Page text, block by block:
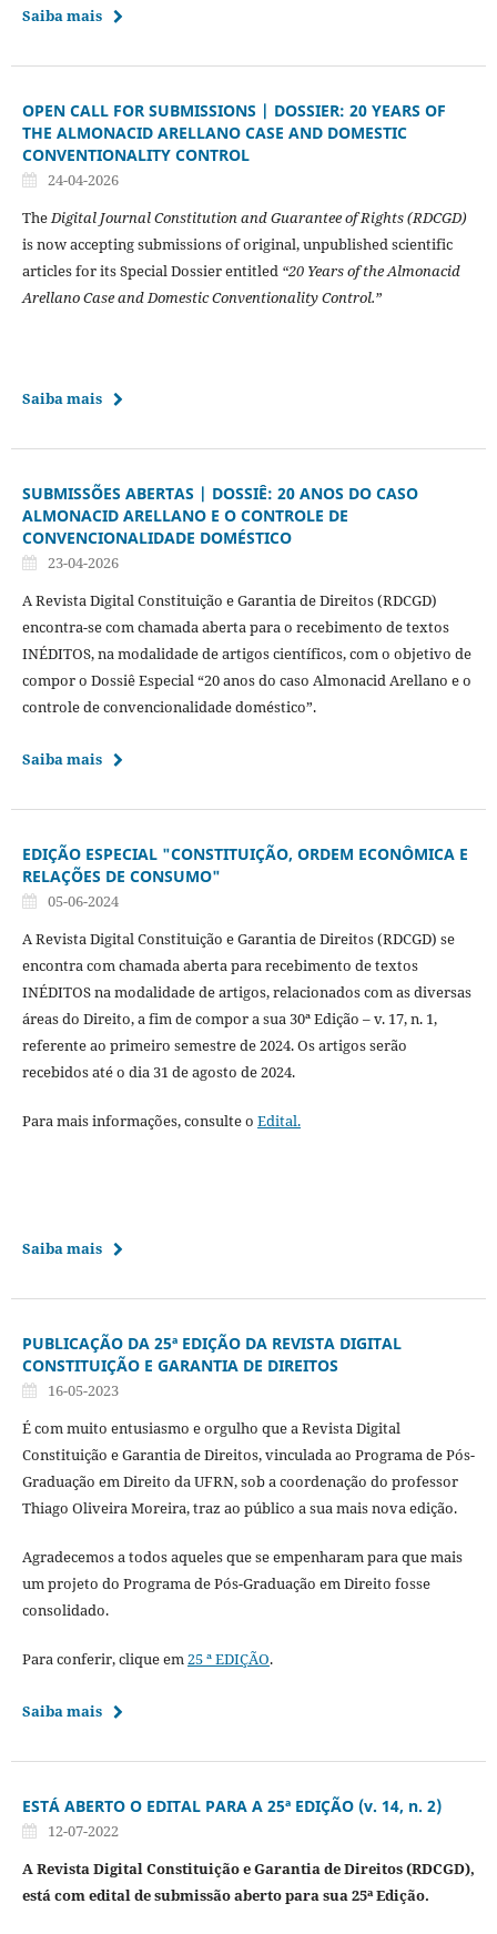
Saiba mais
OPEN CALL FOR SUBMISSIONS | DOSSIER: 20 YEARS OF
THE ALMONACID ARELLANO CASE AND DOMESTIC
CONVENTIONALITY CONTROL
24-04-2026
TheDigital Journal Constitution and Guarantee of Rights (RDCGD)
is now accepting submissions of original, unpublished scientific
articles for its Special Dossier entitled “20 Years of the Almonacid
Arellano Case and Domestic Conventionality Control.”
Saiba mais
SUBMISSÕES ABERTAS | DOSSIÊ: 20 ANOS DO CASO
ALMONACID ARELLANO E O CONTROLE DE
CONVENCIONALIDADE DOMÉSTICO
23-04-2026
A Revista Digital Constituição e Garantia de Direitos (RDCGD)
encontra-se com chamada aberta para o recebimento de textos
INÉDITOS, na modalidade de artigos científicos, com o objetivo de
compor o Dossiê Especial “20 anos do caso Almonacid Arellano e o
controle de convencionalidade doméstico”.
Saiba mais
EDIÇÃO ESPECIAL "CONSTITUIÇÃO, ORDEM ECONÔMICA E
RELAÇÕES DE CONSUMO"
05-06-2024
A Revista Digital Constituição e Garantia de Direitos (RDCGD) se
encontra com chamada aberta para recebimento de textos
INÉDITOS na modalidade de artigos, relacionados com as diversas
áreas do Direito, a fim de compor a sua 30ª Edição – v. 17, n. 1,
referente ao primeiro semestre de 2024. Os artigos serão
recebidos até o dia 31 de agosto de 2024.
Para mais informações, consulte o Edital.
Saiba mais
PUBLICAÇÃO DA 25ª EDIÇÃO DA REVISTA DIGITAL
CONSTITUIÇÃO E GARANTIA DE DIREITOS
16-05-2023
É com muito entusiasmo e orgulho que a Revista Digital
Constituição e Garantia de Direitos, vinculada ao Programa de Pós-
Graduação em Direito da UFRN, sob a coordenação do professor
Thiago Oliveira Moreira, traz ao público a sua mais nova edição.
Agradecemos a todos aqueles que se empenharam para que mais
um projeto do Programa de Pós-Graduação em Direito fosse
consolidado.
Para conferir, clique em25 ª EDIÇÃO.
Saiba mais
ESTÁ ABERTO O EDITAL PARA A 25ª EDIÇÃO (v. 14, n. 2)
12-07-2022
A Revista Digital Constituição e Garantia de Direitos (RDCGD),
está com edital de submissão aberto para sua 25ª Edição.